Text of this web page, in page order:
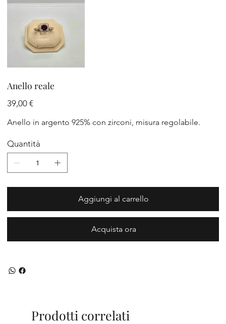
Anello reale
Prezzo
39,00 €
Anello in argento 925% con zirconi, misura regolabile.
Quantità
Aggiungi al carrello
Acquista ora
Prodotti correlati